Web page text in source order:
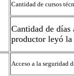
Cantidad de cursos
Cantidad de días
productor leyó la
Acceso a la seguridad